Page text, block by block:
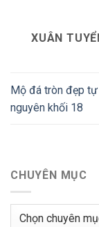
XUÂN
Mộ đá tròn đẹp
nguyên khối 18
CHUYÊN MỤC
Chuyên